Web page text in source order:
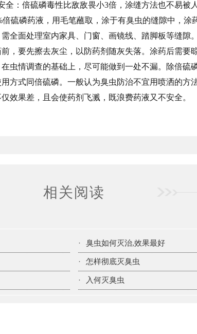
全：倍硫磷毒性比敌敌畏小3倍，涂缝方法也不易被
硫磷药液，用毛笔蘸取，涂于有臭虫的缝隙中，涂
全面处理室内家具、门窗、画镜线、踏脚板等缝隙
，要先擦去灰尘，以防药剂随灰失落。涂药后需要
虫情调查的基础上，尽可能做到一处不漏。
除倍硫
方式同倍硫磷。 一般认为臭虫防治不宜用喷洒的方
仅效果差，且会使药剂飞溅，既浪费药液又不安全。
相关阅读
· 臭虫如何灭治,效果最好
· 怎样彻底灭臭虫
· 入何灭臭虫